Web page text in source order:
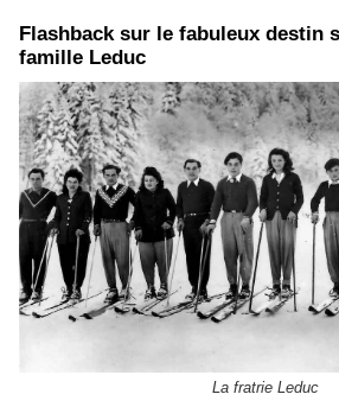
​Flashback sur le fabuleux destin
famille Leduc
La fratrie Leduc